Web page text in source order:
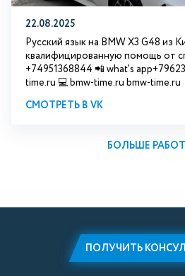
22.08.2025
Русский язык на BMW X3 G48 из
квалифицированную помощь от
+74951368844 📲 what's
time.ru 💻 bmw-time.ru bmw-time.ru
СМОТРЕТЬ В VK
БОЛЬШЕ РАБОТ
ПОЛУЧИТЬ